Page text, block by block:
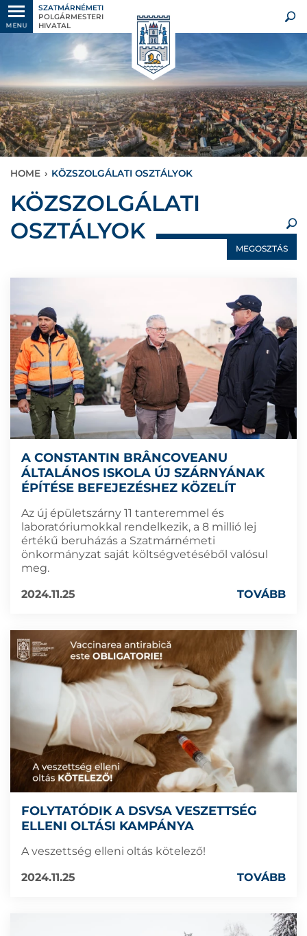
MENU
SZATMÁRNÉMETI
POLGÁRMESTERI
HIVATAL
HOME › KÖZSZOLGÁLATI OSZTÁLYOK
KÖZSZOLGÁLATI
OSZTÁLYOK
MEGOSZTÁS
A CONSTANTIN BRÂNCOVEANU
ÁLTALÁNOS ISKOLA ÚJ SZÁRNYÁNAK
ÉPÍTÉSE BEFEJEZÉSHEZ KÖZELÍT
Az új épületszárny 11 tanteremmel és
laboratóriumokkal rendelkezik, a 8 millió lej
értékű beruházás a Szatmárnémeti
önkormányzat saját költségvetéséből valósul
meg.
2024.11.25
TOVÁBB
FOLYTATÓDIK A DSVSA VESZETTSÉG
ELLENI OLTÁSI KAMPÁNYA
A veszettség elleni oltás kötelező!
2024.11.25
TOVÁBB